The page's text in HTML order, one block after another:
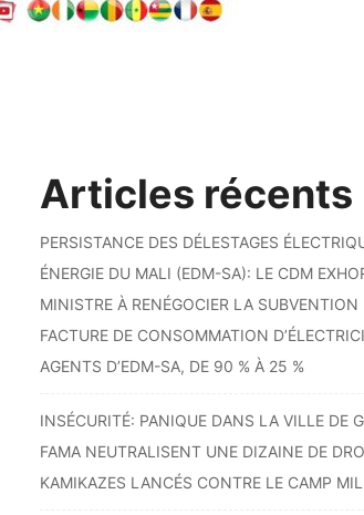
Articles récents
PERSISTANCE DES DÉLESTAGES
ÉNERGIE DU MALI (EDM-SA): LE CDM
MINISTRE À RENÉGOCIER LA SUBVENTION
FACTURE DE CONSOMMATION
AGENTS D’EDM-SA, DE 90 % À 25 %
INSÉCURITÉ: PANIQUE DANS LA VILLE DE
FAMA NEUTRALISENT UNE DIZAINE DE
KAMIKAZES LANCÉS CONTRE LE CAMP